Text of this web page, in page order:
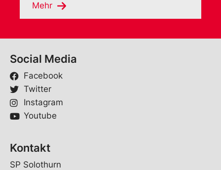
Mehr
Social Media
Facebook
Twitter
Instagram
Youtube
Kontakt
SP Solothurn